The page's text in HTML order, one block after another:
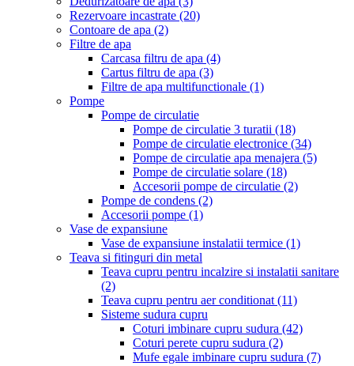
Rezervoare incastrate (20)
Contoare de apa (2)
Filtre de apa
Carcasa filtru de apa (4)
Cartus filtru de apa (3)
Filtre de apa multifunctionale (1)
Pompe
Pompe de circulatie
Pompe de circulatie 3 turatii (18)
Pompe de circulatie electronice (34)
Pompe de circulatie apa menajera (5)
Pompe de circulatie solare (18)
Accesorii pompe de circulatie (2)
Pompe de condens (2)
Accesorii pompe (1)
Vase de expansiune
Vase de expansiune instalatii termice (1)
Teava si fitinguri din metal
Teava cupru pentru incalzire si instalatii sanitare
(2)
Teava cupru pentru aer conditionat (11)
Sisteme sudura cupru
Coturi imbinare cupru sudura (42)
Coturi perete cupru sudura (2)
Mufe egale imbinare cupru sudura (7)